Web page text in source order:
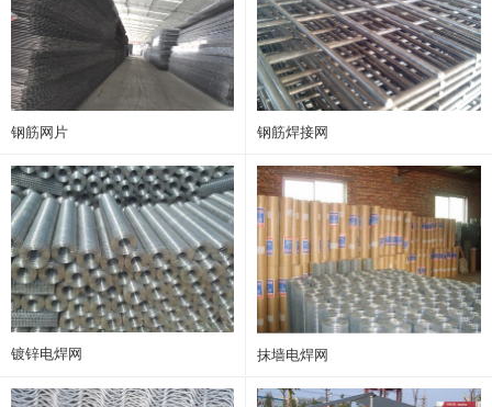
钢筋网片 钢筋焊接网
镀锌电焊网 抹墙电焊网